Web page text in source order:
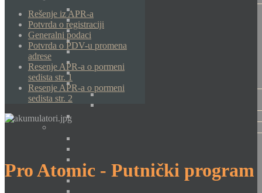
Rešenje iz APR-a
Potvrda o registraciji
Generalni podaci
Potvrda o PDV-u promena
adrese
Resenje APR-a o pormeni
sedista str. 1
Resenje APR-a o pormeni
sedista str. 2
Pro Atomic - Putnički program